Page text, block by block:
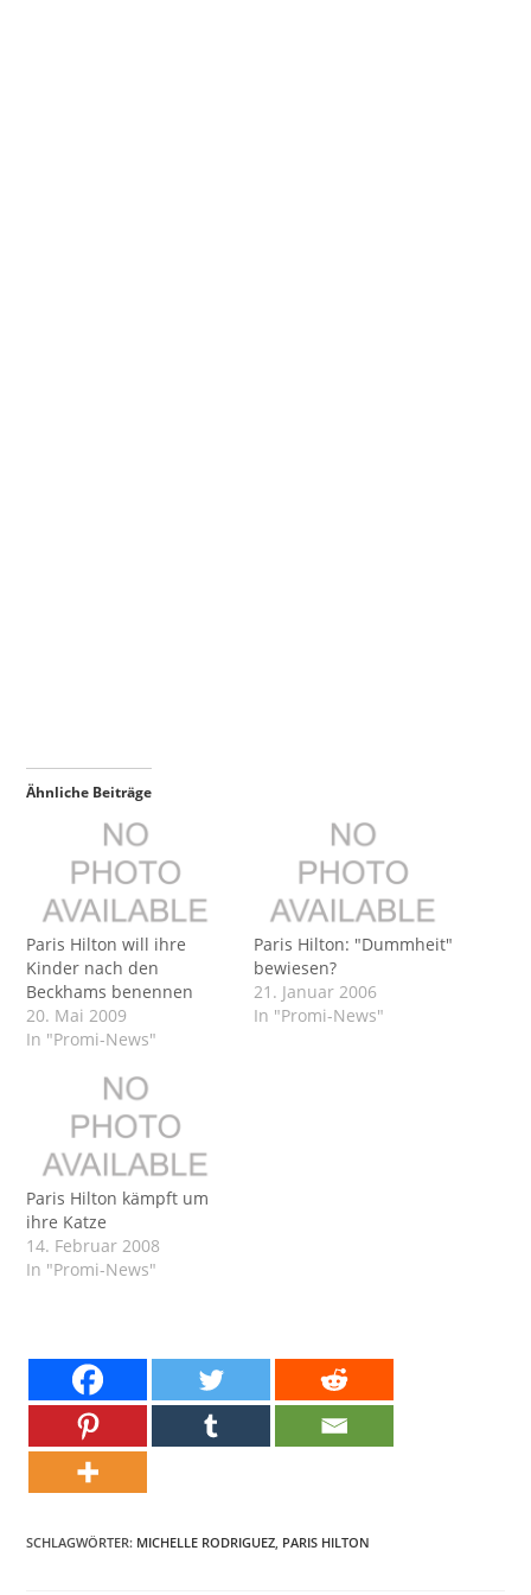
Ähnliche Beiträge
Paris Hilton will ihre
Kinder nach den
Beckhams benennen
20. Mai 2009
In "Promi-News"
Paris Hilton: "Dummheit"
bewiesen?
21. Januar 2006
In "Promi-News"
Paris Hilton kämpft um
ihre Katze
14. Februar 2008
In "Promi-News"
SCHLAGWÖRTER: MICHELLE RODRIGUEZ, PARIS HILTON